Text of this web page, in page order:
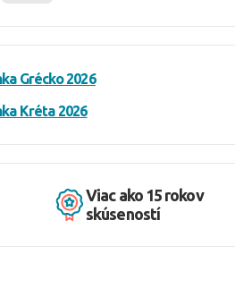
Grécko 2026
Kréta 2026
Viac ako 15 rokov
skúseností